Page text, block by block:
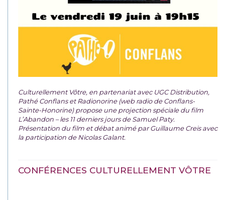
Culturellement Vôtre, en partenariat avec UGC Distribution,
Pathé Conflans et Radionorine (web radio de Conflans-
Sainte-Honorine) propose une projection spéciale du film
L’Abandon – les 11 derniers jours de Samuel Paty.
Présentation du film et débat animé par Guillaume Creis avec
la participation de Nicolas Galant.
CONFÉRENCES CULTURELLEMENT VÔTRE